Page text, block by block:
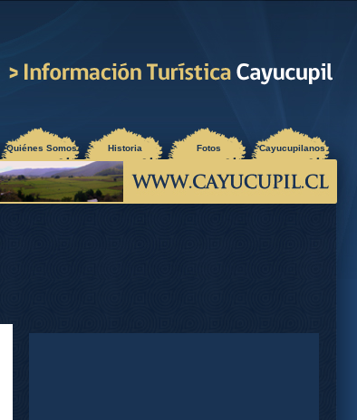
¿Quiénes Somos? Historia Fotos Cayucupilanos